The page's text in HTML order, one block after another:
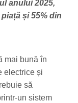
anului 2025,
și 55% din
mai bună în
electrice și
să
un sistem